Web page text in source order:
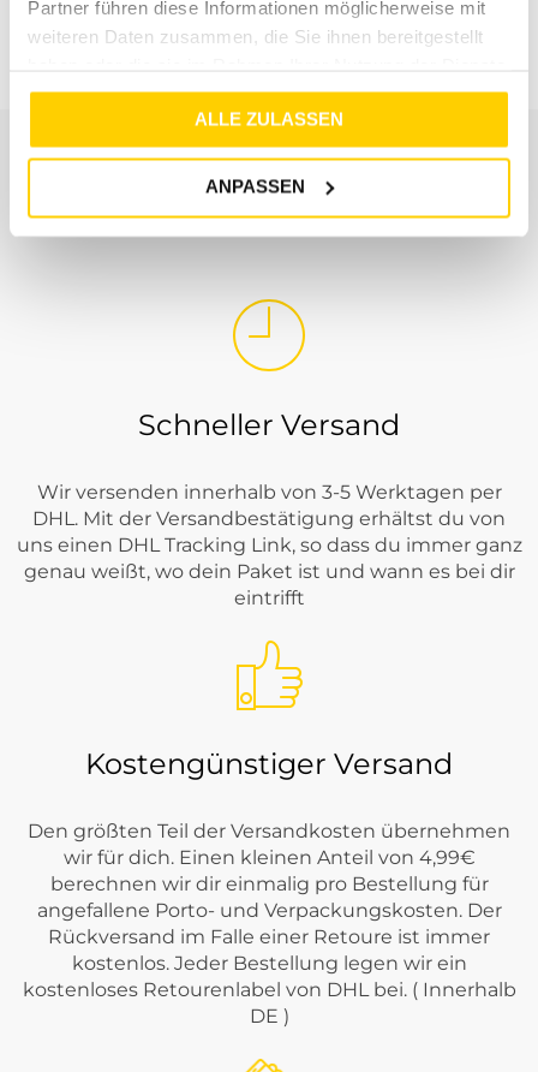
Partner führen diese Informationen möglicherweise mit
weiteren Daten zusammen, die Sie ihnen bereitgestellt
gesammelt haben.
ALLE ZULASSEN
ANPASSEN
KLEID BEIGE
€ 119 99 €59,99
KLEID SCHWARZ
€ 119,99 €59,99
UNSER SERVICE
Schneller Versand
Wir versenden innerhalb von 3-5 Werktagen per
DHL. Mit der Versandbestätigung erhältst du von
uns einen DHL Tracking Link, so dass du immer ganz
genau weißt, wo dein Paket ist und wann es bei dir
eintrifft
Kostengünstiger Versand
Den größten Teil der Versandkosten übernehmen
wir für dich. Einen kleinen Anteil von 4,99€
berechnen wir dir einmalig pro Bestellung für
angefallene Porto- und Verpackungskosten. Der
Rückversand im Falle einer Retoure ist immer
kostenlos. Jeder Bestellung legen wir ein
kostenloses Retourenlabel von DHL bei. ( Innerhalb
DE )